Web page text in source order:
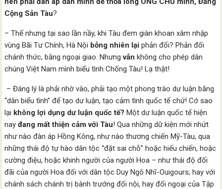
Cộng Sản Tàu?
– Thế nhưng tại sao lần nầy, khi Tàu đem giàn khoan xâm nhập
vùng Bãi Tư Chính, Hà Nội bỗng nhiên lạiphản đối? Phản đối
chánh thức, bằng ngoại giao. Nhưngvẫn không cho phép dân
chúng Việt Nam mình biểu tình Chống Tàu! Lạ thật!
– Đáng lý là phải nhờ vào, phải tạo một phong trào dư luận bằng
“dân biểu tình” để tạo dư luận, tạo cảm tình quốc tế chứ! Cớ sao
lại không lợi dụng dư luận quốc tế?Một dư luận quốc tế hiện
nayđang mất thiện cảm với Tàu! Qua những dữ kiện mới nhứt
như nào đàn áp Hồng Kông, như nào thương chiến Mỹ-Tàu, qua
những thái độ tự hào dân tộc “đặt sai chỗ” hoặc hiếu chiến, hoặc
cường điệu, hoặc khinh người của người Hoa – như thái độ đối
đãi của người Hoa đối với dân tộc Duy Ngô Nhĩ-Ouigours; hay với
chánh sách chánh trị bành trướng đối nội, hay đối ngoại của Tập